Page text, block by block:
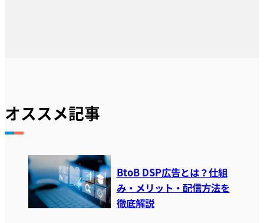
オススメ記事
BtoB DSP広告とは？仕組
み・メリット・配信方法を
徹底解説